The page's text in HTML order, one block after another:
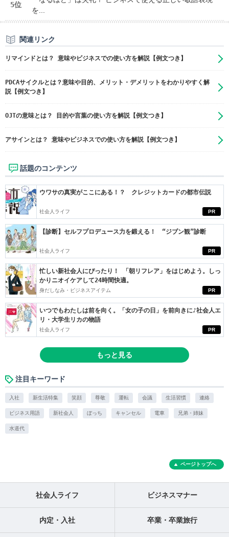
5位
を...
関連リンク
リマインドとは？ 意味やビジネスでの使い方を解説【例文つき】
PDCAサイクルとは？意味や目的、メリット・デメリットをわかりやすく解
説【例文つき】
OJTの意味とは？ 目的や言葉の使い方を解説【例文つき】
アサインとは？ 意味やビジネスでの使い方を解説【例文つき】
話題のコンテンツ
PR
ウワサの真実がここにある！？ クレジットカードの都市伝説
社会人ライフ
PR
【診断】セルフプロデュース力を鍛える！ “ジブン観”診断
社会人ライフ
PR
忙しい新社会人にぴったり！ 「朝リフレア」をはじめよう。しっ
かりニオイケアして24時間快適。
身だしなみ・ビジネスアイテム
PR
いつでもわたしは前を向く。「女の子の日」を前向きに♪社会人エ
リ・大学生リカの物語
社会人ライフ
もっと見る
注目キーワード
入社 新生活特集 笑顔 尊敬 運転 会議 生活習慣 連絡
ビジネス用語 新社会人 ぼっち キャンセル 電車 兄弟・姉妹
水道代
ページトップへ
社会人ライフ ビジネスマナー
内定・入社 卒業・卒業旅行